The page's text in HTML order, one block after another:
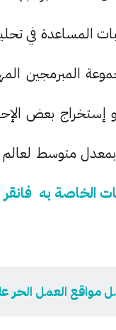
المساعدة في
2019 الإلتحاق
و إستخراج بعض
متوسط لعالم
مواقع العمل الحر